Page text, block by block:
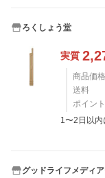
ろくしょう堂
実質
商品価格
送料
ポイント
1〜2日以内
グッドライフメディ